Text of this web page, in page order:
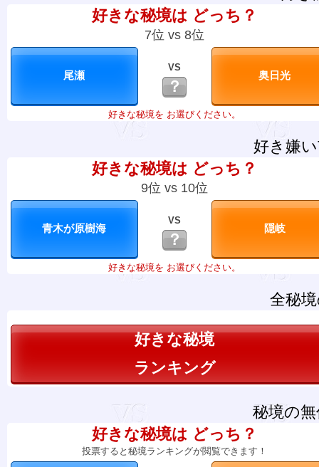
好きな秘境は どっち？
7位 vs 8位
VS
？
好きな秘境を お選びください。
好き嫌
好きな秘境は どっち？
9位 vs 10位
VS
？
好きな秘境を お選びください。
全秘
好きな秘境
ランキング
秘境の
好きな秘境は どっち？
投票すると秘境ランキングが閲覧できます！